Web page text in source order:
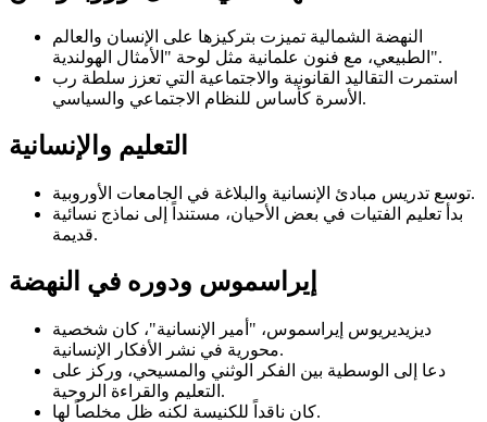
النهضة الشمالية تميزت بتركيزها على الإنسان والعالم
الطبيعي، مع فنون علمانية مثل لوحة "الأمثال الهولندية".
استمرت التقاليد القانونية والاجتماعية التي تعزز سلطة رب
الأسرة كأساس للنظام الاجتماعي والسياسي.
التعليم والإنسانية
توسع تدريس مبادئ الإنسانية والبلاغة في الجامعات الأوروبية.
بدأ تعليم الفتيات في بعض الأحيان، مستنداً إلى نماذج نسائية
قديمة.
إيراسموس ودوره في النهضة
ديزيديريوس إيراسموس، "أمير الإنسانية"، كان شخصية
محورية في نشر الأفكار الإنسانية.
دعا إلى الوسطية بين الفكر الوثني والمسيحي، وركز على
التعليم والقراءة الروحية.
كان ناقداً للكنيسة لكنه ظل مخلصاً لها.